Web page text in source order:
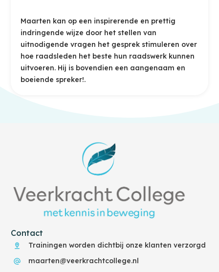
Maarten kan op een inspirerende en prettig
indringende wijze door het stellen van
uitnodigende vragen het gesprek stimuleren over
hoe raadsleden het beste hun raadswerk kunnen
uitvoeren. Hij is bovendien een aangenaam en
boeiende spreker!.
Contact
Trainingen worden dichtbij onze klanten verzorgd
maarten@veerkrachtcollege.nl